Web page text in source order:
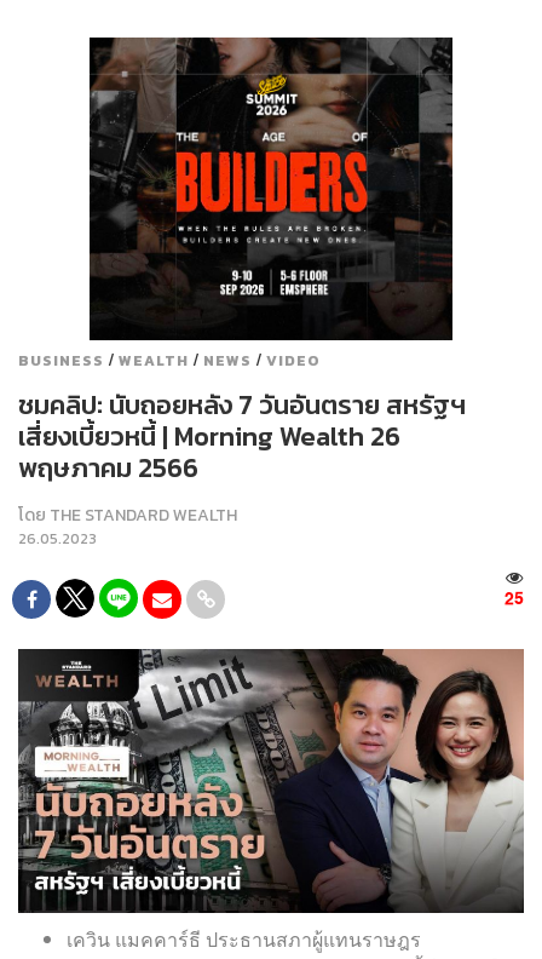
BUSINESS / WEALTH / NEWS / VIDEO
ชมคลิป: นับถอยหลัง 7 วันอันตราย สหรัฐฯ
เสี่ยงเบี้ยวหนี้ | Morning Wealth 26
พฤษภาคม 2566
โดย THE STANDARD WEALTH
26.05.2023
25
เควิน แมคคาร์ธี ประธานสภาผู้แทนราษฎร